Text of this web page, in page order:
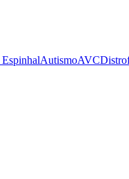
AutismoAVC